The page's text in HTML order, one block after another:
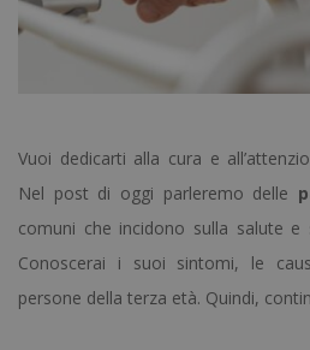
Vuoi dedicarti alla cura e
Nel post di oggi parleremo delle
comuni che incidono sulla salute e
Conoscerai i suoi sintomi, le
persone della terza età. Quindi,